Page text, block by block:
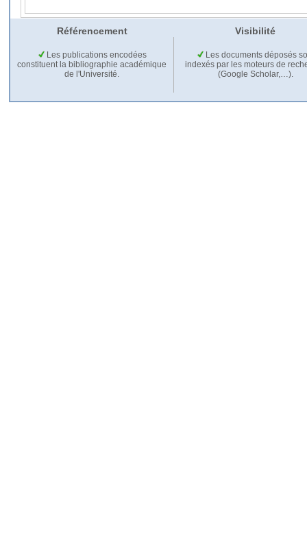
Référencement Visibilité
Les publications encodées
constituent la bibliographie académique
de l'Université.
Les documents déposés
indexés par les moteurs de
(Google Scholar,…).